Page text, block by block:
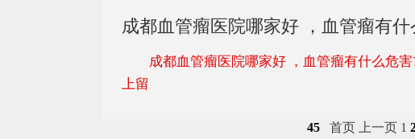
成都血管瘤医院哪家好 ，血管瘤有什
成都血管瘤医院哪家好 ，血管瘤有什么危
上留
45 首页 上一页 1